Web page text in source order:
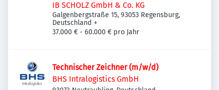
IB SCHOLZ GmbH & Co. KG
Galgenbergstraße 15, 93053 Regensburg,
Deutschland +
37.000 € - 60.000 € pro Jahr
Technischer Zeichner (m/w/d)
BHS Intralogistics GmbH